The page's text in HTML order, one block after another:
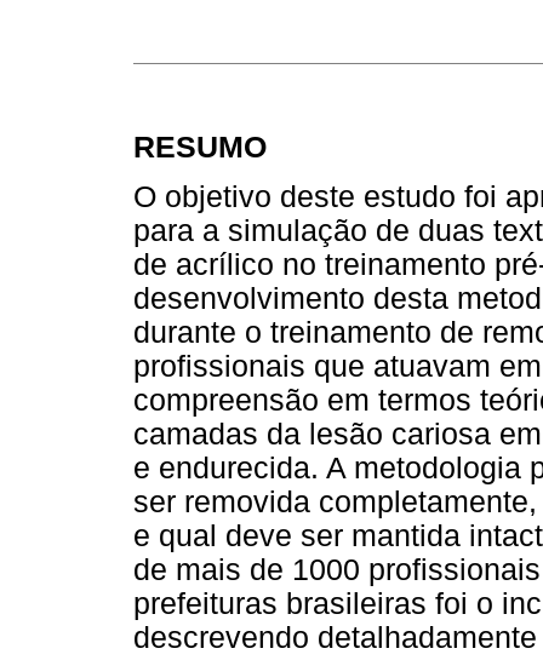
RESUMO
O objetivo deste estudo foi
para a simulação de duas
de acrílico no treinamento
desenvolvimento desta
durante o treinamento de
profissionais que atuavam
compreensão em termos
camadas da lesão cariosa
e endurecida. A metodologia
ser removida
e qual deve ser mantida
de mais de 1000
prefeituras brasileiras foi o
descrevendo